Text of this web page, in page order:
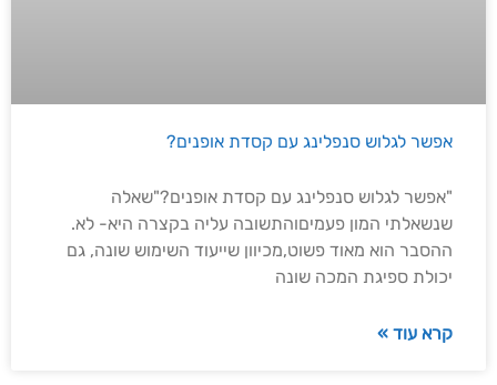
אפשר לגלוש סנפלינג עם קסדת אופנים?
"אפשר לגלוש סנפלינג עם קסדת אופנים?"שאלה
שנשאלתי המון פעמיםוהתשובה עליה בקצרה היא- לא.
ההסבר הוא מאוד פשוט,מכיוון שייעוד השימוש שונה, גם
יכולת ספיגת המכה שונה
קרא עוד »